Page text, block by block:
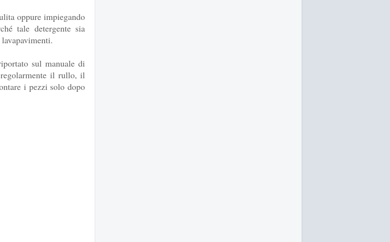
oppure impiegando
tale detergente sia
sul manuale di
il rullo, il
i pezzi solo dopo